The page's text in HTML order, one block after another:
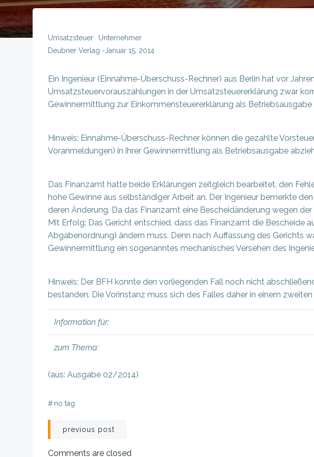
Umsatzsteuer
Unternehmer
Deubner Verlag -Januar 15, 2014
Ein Ingenieur (Einnahme-Überschuss-Rechner) aus Berlin hat vor
Umsatzsteuervorauszahlungen in der Umsatzsteuererklärung zwar
Gewinnermittlung zur Einkommensteuererklärung als Betriebsausgabe
Hinweis: Einnahme-Überschuss-Rechner können die gezahlte
Voranmeldungen) in ihrer Gewinnermittlung als Betriebsausgabe
Das Finanzamt hatte beide Erklärungen zeitgleich bearbeitet, den
hohe Gewinne aus selbständiger Arbeit an. Der Ingenieur bemerkte
deren Änderung. Da das Finanzamt eine Bescheidänderung wegen
Mit Erfolg: Das Gericht entschied, dass das Finanzamt die Bescheide
Abgabenordnung) ändern muss. Denn nach Auffassung des Gerichts
Gewinnermittlung ein sogenanntes mechanisches Versehen des
Hinweis: Der BFH konnte den vorliegenden Fall noch nicht
bestanden. Die Vorinstanz muss sich des Falles daher in einem
Information für:
zum Thema:
(aus: Ausgabe 02/2014)
# no tag
Beitragsnavigation
previous post
Comments are closed